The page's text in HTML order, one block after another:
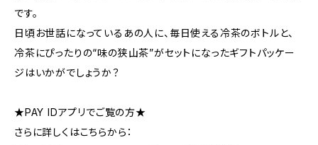
です。
日頃お世話になっているあの人に、毎日使える冷茶のボトルと、
冷茶にぴったりの“味の狭山茶”がセットになったギフトパッケー
ジはいかがでしょうか？
★PAY IDアプリでご覧の方★
さらに詳しくはこちらから：